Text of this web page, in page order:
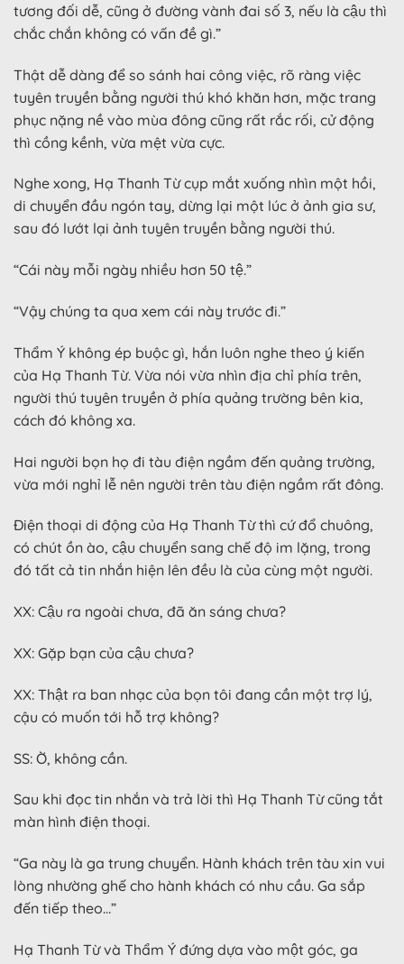
tương đối dễ, cũng ở đường vành đai số 3, nếu là cậu thì
chắc chắn không có vấn đề gì.”
Thật dễ dàng để so sánh hai công việc, rõ ràng việc
tuyên truyền bằng người thú khó khăn hơn, mặc trang
phục nặng nề vào mùa đông cũng rất rắc rối, cử động
thì cồng kềnh, vừa mệt vừa cực.
Nghe xong, Hạ Thanh Từ cụp mắt xuống nhìn một hồi,
di chuyển đầu ngón tay, dừng lại một lúc ở ảnh gia sư,
sau đó lướt lại ảnh tuyên truyền bằng người thú.
“Cái này mỗi ngày nhiều hơn 50 tệ.”
“Vậy chúng ta qua xem cái này trước đi.”
Thẩm Ý không ép buộc gì, hắn luôn nghe theo ý kiến ​​
của Hạ Thanh Từ. Vừa nói vừa nhìn địa chỉ phía trên,
người thú tuyên truyền ở phía quảng trường bên kia,
cách đó không xa.
Hai người bọn họ đi tàu điện ngầm đến quảng trường,
vừa mới nghỉ lễ nên người trên tàu điện ngầm rất đông.
Điện thoại di động của Hạ Thanh Từ thì cứ đổ chuông,
có chút ồn ào, cậu chuyển sang chế độ im lặng, trong
đó tất cả tin nhắn hiện lên đều là của cùng một người.
XX: Cậu ra ngoài chưa, đã ăn sáng chưa?
XX: Gặp bạn của cậu chưa?
XX: Thật ra ban nhạc của bọn tôi đang cần một trợ lý,
cậu có muốn tới hỗ trợ không?
SS: Ờ, không cần.
Sau khi đọc tin nhắn và trả lời thì Hạ Thanh Từ cũng tắt
màn hình điện thoại.
“Ga này là ga trung chuyển. Hành khách trên tàu xin vui
lòng nhường ghế cho hành khách có nhu cầu. Ga sắp
đến tiếp theo…”
Hạ Thanh Từ và Thẩm Ý đứng dựa vào một góc, ga